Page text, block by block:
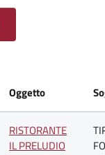
Oggetto
RISTORANTE
IL PRELUDIO